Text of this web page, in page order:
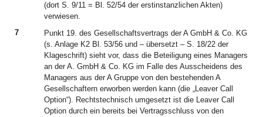
(dort S. 9/11 = Bl. 52/54 der erstinstanzlichen Akten)
verwiesen.
7
Punkt 19. des Gesellschaftsvertrags der A GmbH & Co. KG
(s. Anlage K2 Bl. 53/56 und – übersetzt – S. 18/22 der
Klageschrift) sieht vor, dass die Beteiligung eines Managers
an der A. GmbH & Co. KG im Falle des Ausscheidens des
Managers aus der A Gruppe von den bestehenden A
Gesellschaftern erworben werden kann (die „Leaver Call
Option“). Rechtstechnisch umgesetzt ist die Leaver Call
Option durch ein bereits bei Vertragsschluss von den